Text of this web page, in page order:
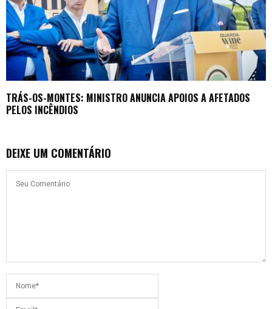
TRÁS-OS-MONTES: MINISTRO ANUNCIA APOIOS A AFETADOS
PELOS INCÊNDIOS
DEIXE UM COMENTÁRIO